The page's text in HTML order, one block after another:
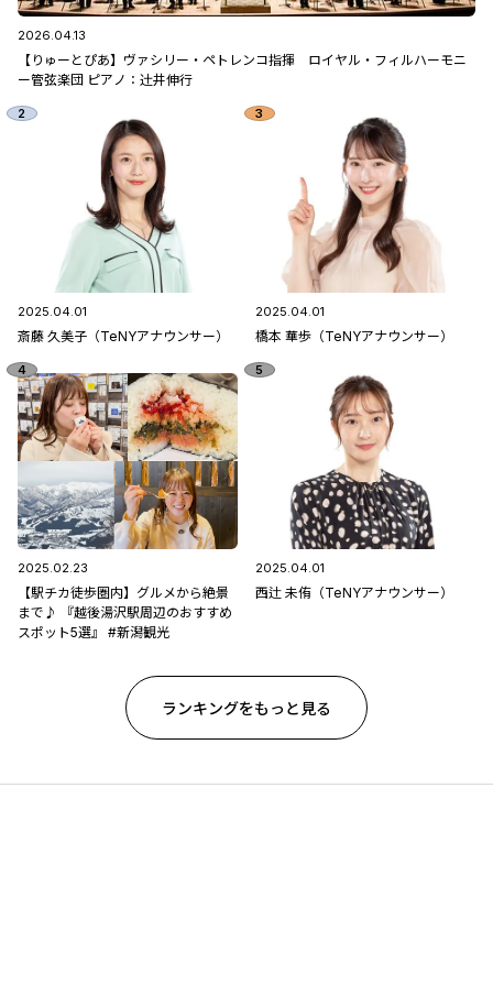
2026.04.13
【りゅーとぴあ】ヴァシリー・ペトレンコ指揮 ロイヤル・フィルハーモニ
ー管弦楽団 ピアノ：辻󠄀井伸行
2025.04.01
斎藤 久美子（TeNYアナウンサー）
2025.04.01
橋本 華歩（TeNYアナウンサー）
2025.02.23
【駅チカ徒歩圏内】グルメから絶景
まで♪ 『越後湯沢駅周辺のおすすめ
スポット5選』 #新潟観光
2025.04.01
西辻 未侑（TeNYアナウンサー）
ランキングをもっと見る